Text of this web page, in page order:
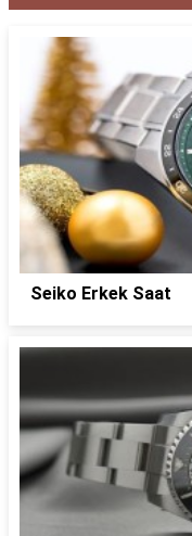
Seiko Erkek Saat